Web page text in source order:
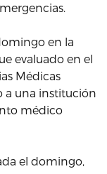
en la
evaluado en el
Médicas
a una institución
médico
el domingo,